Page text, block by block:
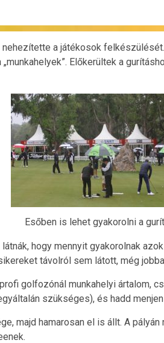
a játékosok
Előkerültek a
Esőben is lehet gyakorolni a
hogy mennyit gyakorolnak
távolról sem látott, még
golfozónál munkahelyi ártalom,
szükséges), és hadd
majd hamarosan el is állt. A